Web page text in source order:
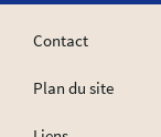
Contact
Plan du site